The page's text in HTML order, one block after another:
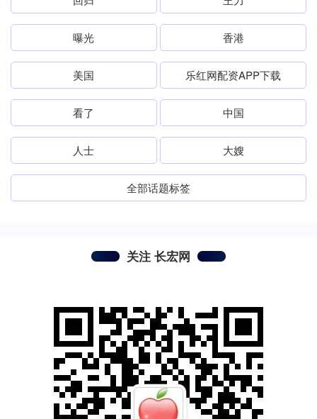
曝光 香港
美国 乐红网配资APP下载
看了 中国
人士 大嫂
全部话题标签
关注 长宏网